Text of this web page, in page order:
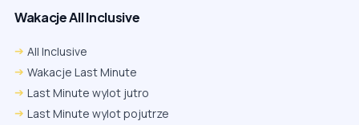
Wakacje All Inclusive
All Inclusive
Wakacje Last Minute
Last Minute wylot jutro
Last Minute wylot pojutrze